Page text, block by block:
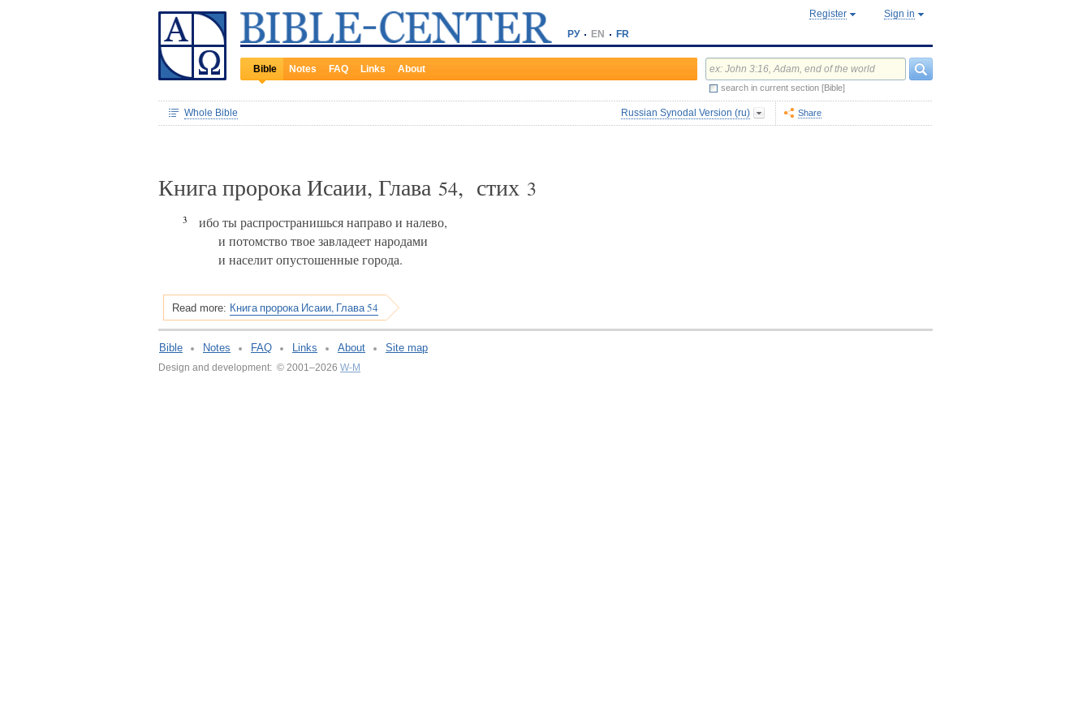
РУ EN FR
Register Sign in
Bible Notes FAQ Links About
search in current section [Bible]
Whole Bible Russian Synodal Version (ru) Share
Книга пророка Исаии, Глава 54, стих 3
3
ибо ты распространишься направо и налево,
и потомство твое завладеет народами
и населит опустошенные города.
Read more: Книга пророка Исаии, Глава 54
Bible Notes FAQ Links About Site map
Design and development: © 2001–2026 W-M